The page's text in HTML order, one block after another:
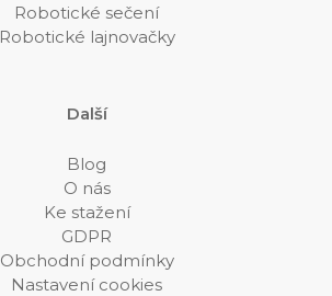
Robotické sečení
Robotické lajnovačky
Další
Blog
O nás
Ke stažení
GDPR
Obchodní podmínky
Nastavení cookies